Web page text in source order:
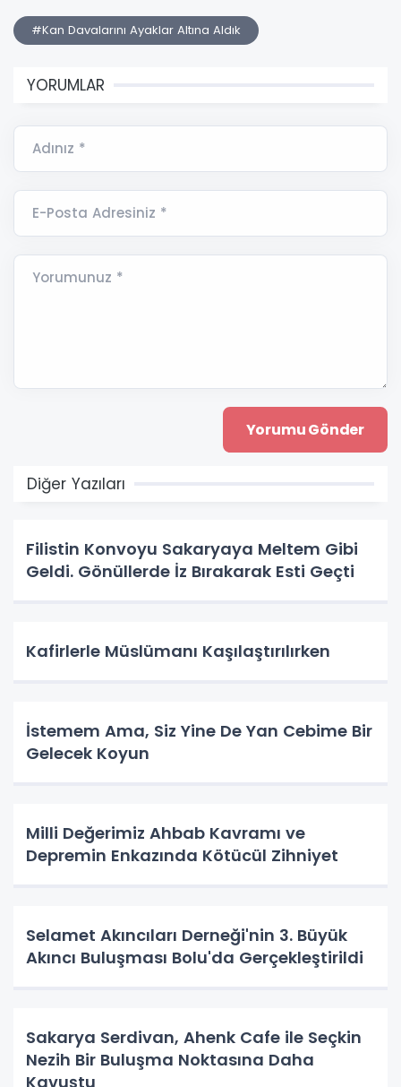
#Kan Davalarını Ayaklar Altına Aldık
YORUMLAR
Adınız *
E-Posta Adresiniz *
Yorumunuz *
Diğer Yazıları
Filistin Konvoyu Sakaryaya Meltem Gibi
Geldi. Gönüllerde İz Bırakarak Esti Geçti
Kafirlerle Müslümanı Kaşılaştırılırken
İstemem Ama, Siz Yine De Yan Cebime Bir
Gelecek Koyun
Milli Değerimiz Ahbab Kavramı ve
Depremin Enkazında Kötücül Zihniyet
Selamet Akıncıları Derneği'nin 3. Büyük
Akıncı Buluşması Bolu'da Gerçekleştirildi
Sakarya Serdivan, Ahenk Cafe ile Seçkin
Nezih Bir Buluşma Noktasına Daha
Kavuştu